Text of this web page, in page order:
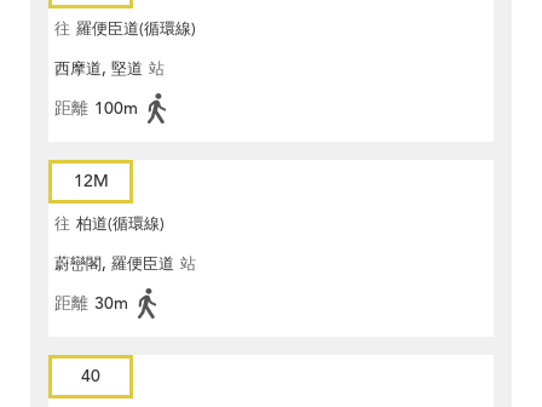
往 羅便臣道(循環線)
西摩道, 堅道 站
距離 100m
12M
往 柏道(循環線)
蔚巒閣, 羅便臣道 站
距離 30m
40